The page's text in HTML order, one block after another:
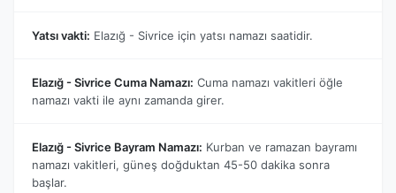
Yatsı vakti: Elazığ - Sivrice için yatsı namazı saatidir.
Elazığ - Sivrice Cuma Namazı: Cuma namazı vakitleri öğle
namazı vakti ile aynı zamanda girer.
Elazığ - Sivrice Bayram Namazı: Kurban ve ramazan bayramı
namazı vakitleri, güneş doğduktan 45-50 dakika sonra
başlar.